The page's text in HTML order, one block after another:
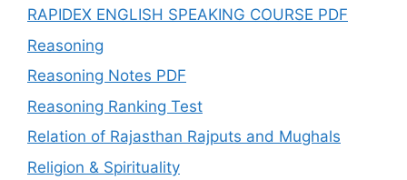
RAPIDEX ENGLISH SPEAKING COURSE PDF
Reasoning
Reasoning Notes PDF
Reasoning Ranking Test
Relation of Rajasthan Rajputs and Mughals
Religion & Spirituality